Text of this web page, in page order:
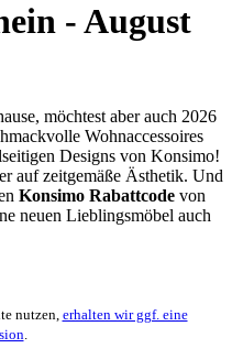
- August
möchtest aber auch 2026
Wohnaccessoires
Designs von Konsimo!
auf zeitgemäße Ästhetik. Und
Konsimo Rabattcode von
neuen Lieblingsmöbel auch
nutzen, erhalten wir ggf. eine